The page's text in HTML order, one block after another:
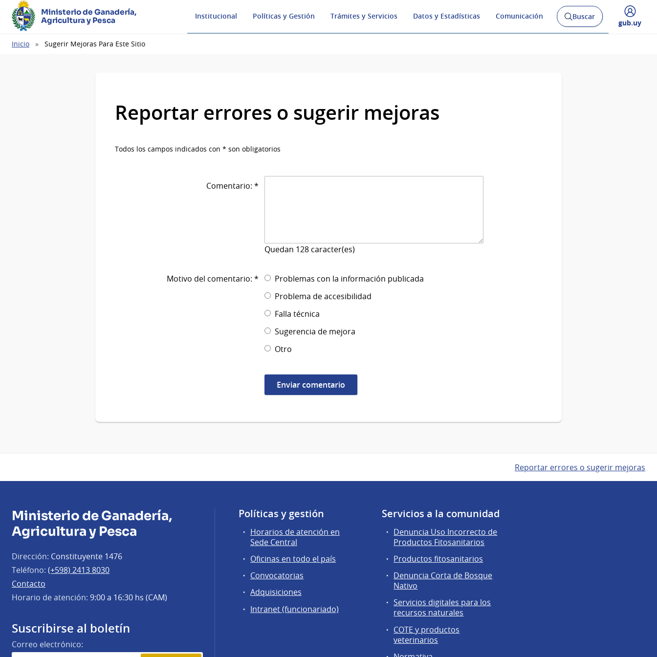
Ministerio de Ganadería,
Agricultura y Pesca
Institucional Políticas y Gestión Trámites y Servicios Datos y Estadísticas Comunicación
Abrir
buscador
Buscar
Desplegar
gub.uy
Ruta
Inicio Sugerir Mejoras Para Este Sitio
Reportar errores o sugerir mejoras
Todos los campos indicados con * son obligatorios
Comentario: *
Quedan 128 caracter(es)
Motivo del comentario: *
Problemas con la información publicada
Problema de accesibilidad
Falla técnica
Sugerencia de mejora
Otro
Reportar errores o sugerir mejoras
Ministerio de Ganadería,
Agricultura y Pesca
Dirección: Constituyente 1476
Teléfono: (+598) 2413 8030
Contacto
Horario de atención: 9:00 a 16:30 hs (CAM)
Suscribirse al boletín
Correo electrónico:
Políticas y gestión
Horarios de atención en
Sede Central
Oficinas en todo el país
Convocatorias
Adquisiciones
Intranet (funcionariado)
Servicios a la comunidad
Denuncia Uso Incorrecto de
Productos Fitosanitarios
Productos fitosanitarios
Denuncia Corta de Bosque
Nativo
Servicios digitales para los
recursos naturales
COTE y productos
veterinarios